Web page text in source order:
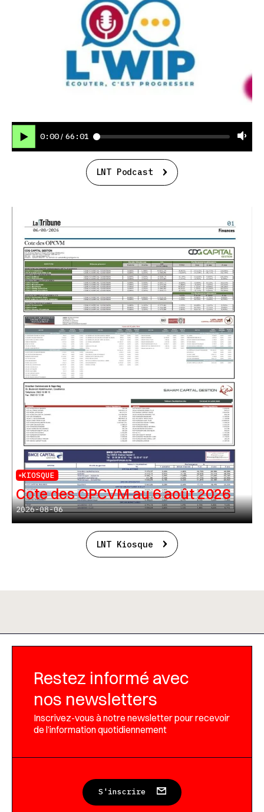
0:00 / 66:01
LNT Podcast
KIOSQUE
Cote des OPCVM au 6 août 2026
2026-08-06
LNT Kiosque
Restez informé avec
nos newsletters
Inscrivez-vous à notre newsletter pour recevoir
de l’information quotidiennement
S'inscrire